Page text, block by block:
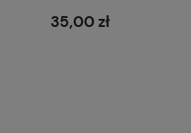
35,00 zł